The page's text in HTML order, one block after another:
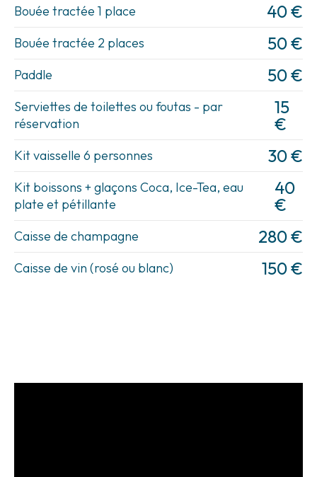
Bouée tractée 1 place 40 €
Bouée tractée 2 places 50 €
Paddle 50 €
Serviettes de toilettes ou foutas - par
réservation
15
€
Kit vaisselle 6 personnes 30 €
Kit boissons + glaçons Coca, Ice-Tea, eau
plate et pétillante
40
€
Caisse de champagne 280 €
Caisse de vin (rosé ou blanc) 150 €